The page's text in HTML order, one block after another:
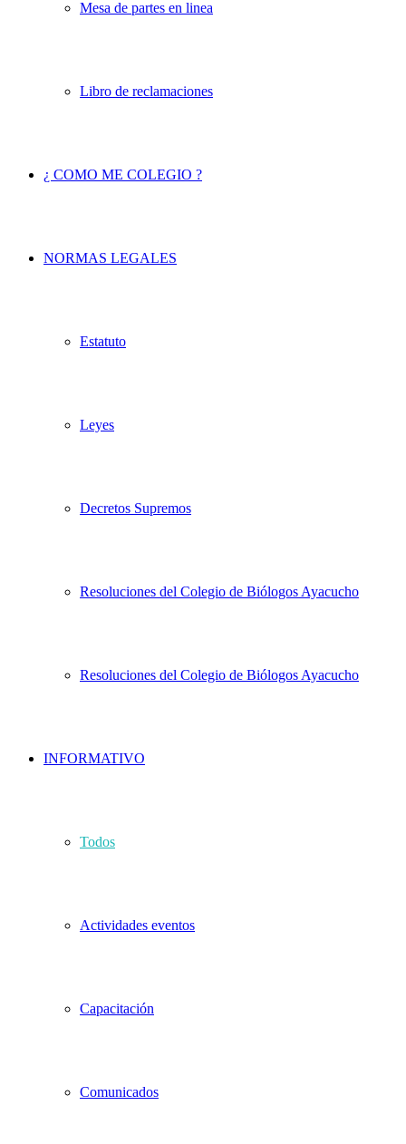
Mesa de partes en linea
Libro de reclamaciones
¿ COMO ME COLEGIO ?
NORMAS LEGALES
Estatuto
Leyes
Decretos Supremos
Resoluciones del Colegio de Biólogos Ayacucho
Resoluciones del Colegio de Biólogos Ayacucho
INFORMATIVO
Todos
Actividades eventos
Capacitación
Comunicados